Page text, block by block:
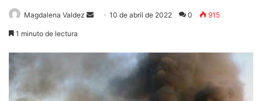
Magdalena Valdez
Send10 de abril de 2022 0 915
1 minuto de lectura